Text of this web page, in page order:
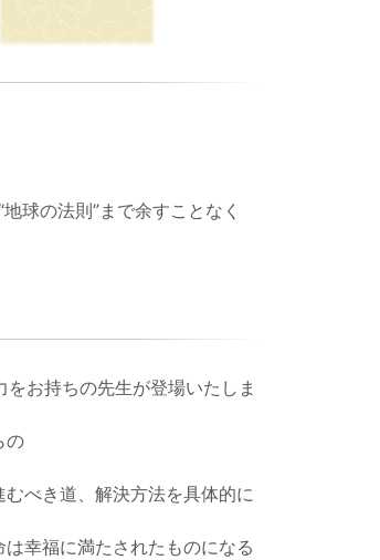
球の法則”まで余すことなく
お持ちの先生が登場いたしま
の
べき道、解決方法を具体的に
幸福に満たされたものになる